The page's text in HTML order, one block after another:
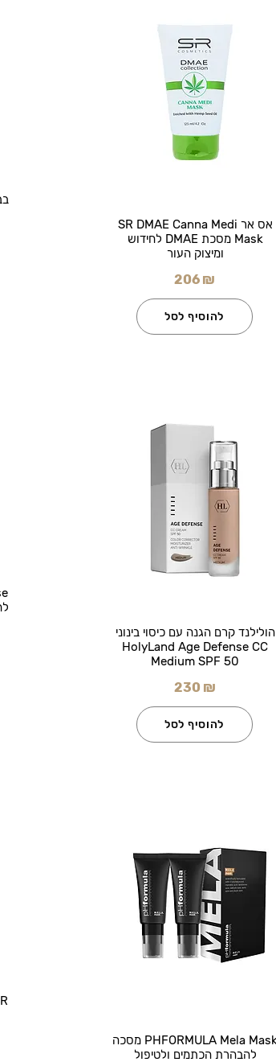
אס אר SR DMAE Canna Medi
Mask מסכת DMAE לחידוש
ומיצוק העור
206 ₪
להוסיף לסל
הולילנד קרם הגנה עם כיסוי בינוני
HolyLand Age Defense CC
Medium SPF 50
230 ₪
להוסיף לסל
PHFORMULA Mela Mask מסכה
להבהרת הכתמים ולטיפול